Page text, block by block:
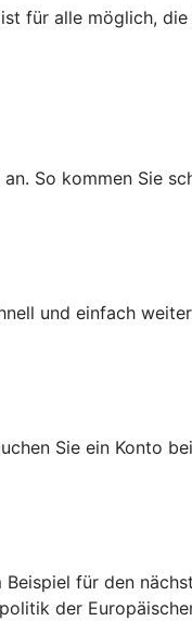
für alle möglich,
So kommen Sie
und einfach
Sie ein Konto
für den
der